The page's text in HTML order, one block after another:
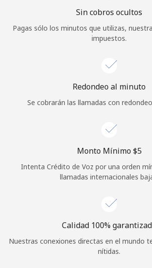
Iniciar Sesión
Continuar con
Sin cobros ocultos
Pagas sólo los minutos que utilizas,
impuestos.
Redondeo al minuto
Se cobrarán las llamadas con
Monto Mínimo ⁦$5⁩
Intenta Crédito de Voz por una orden
llamadas internacionales
Calidad 100%
Nuestras conexiones directas en el mundo
nítidas.